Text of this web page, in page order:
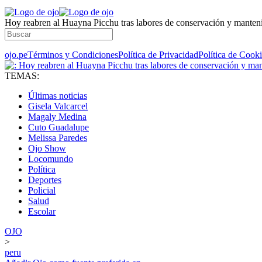
Hoy reabren al Huayna Picchu tras labores de conservación y
ojo.peTérminos y CondicionesPolítica de PrivacidadPolítica de
TEMAS:
Últimas noticias
Gisela Valcarcel
Magaly Medina
Cuto Guadalupe
Melissa Paredes
Ojo Show
Locomundo
Política
Deportes
Policial
Salud
Escolar
OJO
>
peru